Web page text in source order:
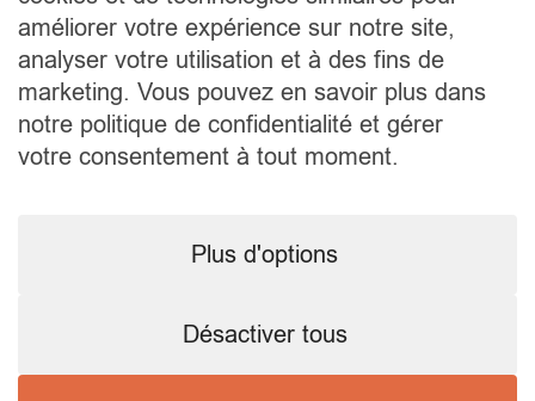
Promotions
Agences
Marques
Offres
Estimation
Financement
Contact
Services
Picard Arlon
342 Route de Bastogne, 6700 Arlon
Picard Namur
814 Chaussée de Marche, 5100 Namur
+32 81 40 19 75
14 Boucle de la Famenne, 6900 Marche-en-
Picard Carlsbourg
améliorer votre expérience sur notre site,
analyser votre utilisation et à des fins de
marketing. Vous pouvez en savoir plus dans
notre politique de confidentialité et gérer
votre consentement à tout moment.
Plus d'options
Désactiver tous